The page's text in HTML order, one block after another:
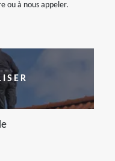
ou à nous appeler.